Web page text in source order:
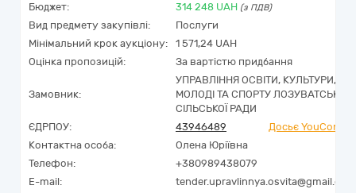
Бюджет: 314 248 UAH (з ПДВ)
Вид предмету закупівлі:
Послуги
Мінімальний крок аукціону:
1 571,24 UAH
Оцінка пропозицій:
За вартістю придбання
Замовник:
УПРАВЛІННЯ ОСВІТИ, КУЛЬТУРИ,
МОЛОДІ ТА СПОРТУ ЛОЗУВАТСЬКОЇ
СІЛЬСЬКОЇ РАДИ
ЄДРПОУ:
43946489
Досьє YouControl
Контактна особа:
Олена Юріївна
Телефон:
+380989438079
E-mail:
tender.upravlinnya.osvita@gmail.com